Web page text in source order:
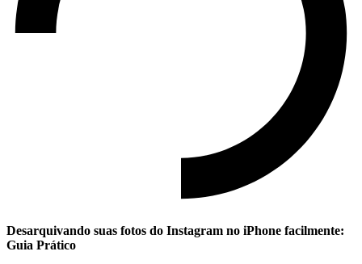
Desarquivando suas fotos ‍do Instagram⁢ no iPhone facilmente:
Guia Prático